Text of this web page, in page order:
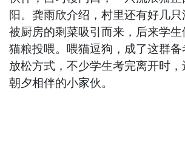
阳。龚雨欣介绍，村里还有好几
被厨房的剩菜吸引而来，后来学
猫粮投喂。喂猫逗狗，成了这群
放松方式，不少学生考完离开时
朝夕相伴的小家伙。